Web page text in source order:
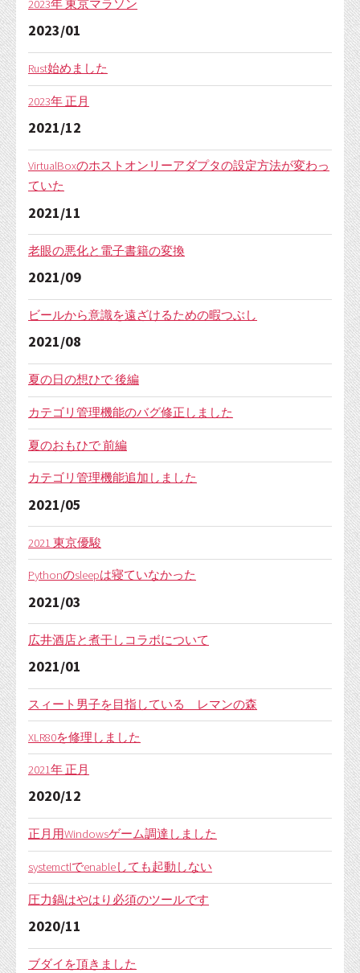
2023年 東京マラソン
2023/01
Rust始めました
2023年 正月
2021/12
VirtualBoxのホストオンリーアダプタの設定方法が変わっ
ていた
2021/11
老眼の悪化と電子書籍の変換
2021/09
ビールから意識を遠ざけるための暇つぶし
2021/08
夏の日の想ひで 後編
カテゴリ管理機能のバグ修正しました
夏のおもひで 前編
カテゴリ管理機能追加しました
2021/05
2021 東京優駿
Pythonのsleepは寝ていなかった
2021/03
広井酒店と煮干しコラボについて
2021/01
スィート男子を目指している レマンの森
XLR80を修理しました
2021年 正月
2020/12
正月用Windowsゲーム調達しました
systemctlでenableしても起動しない
圧力鍋はやはり必須のツールです
2020/11
ブダイを頂きました